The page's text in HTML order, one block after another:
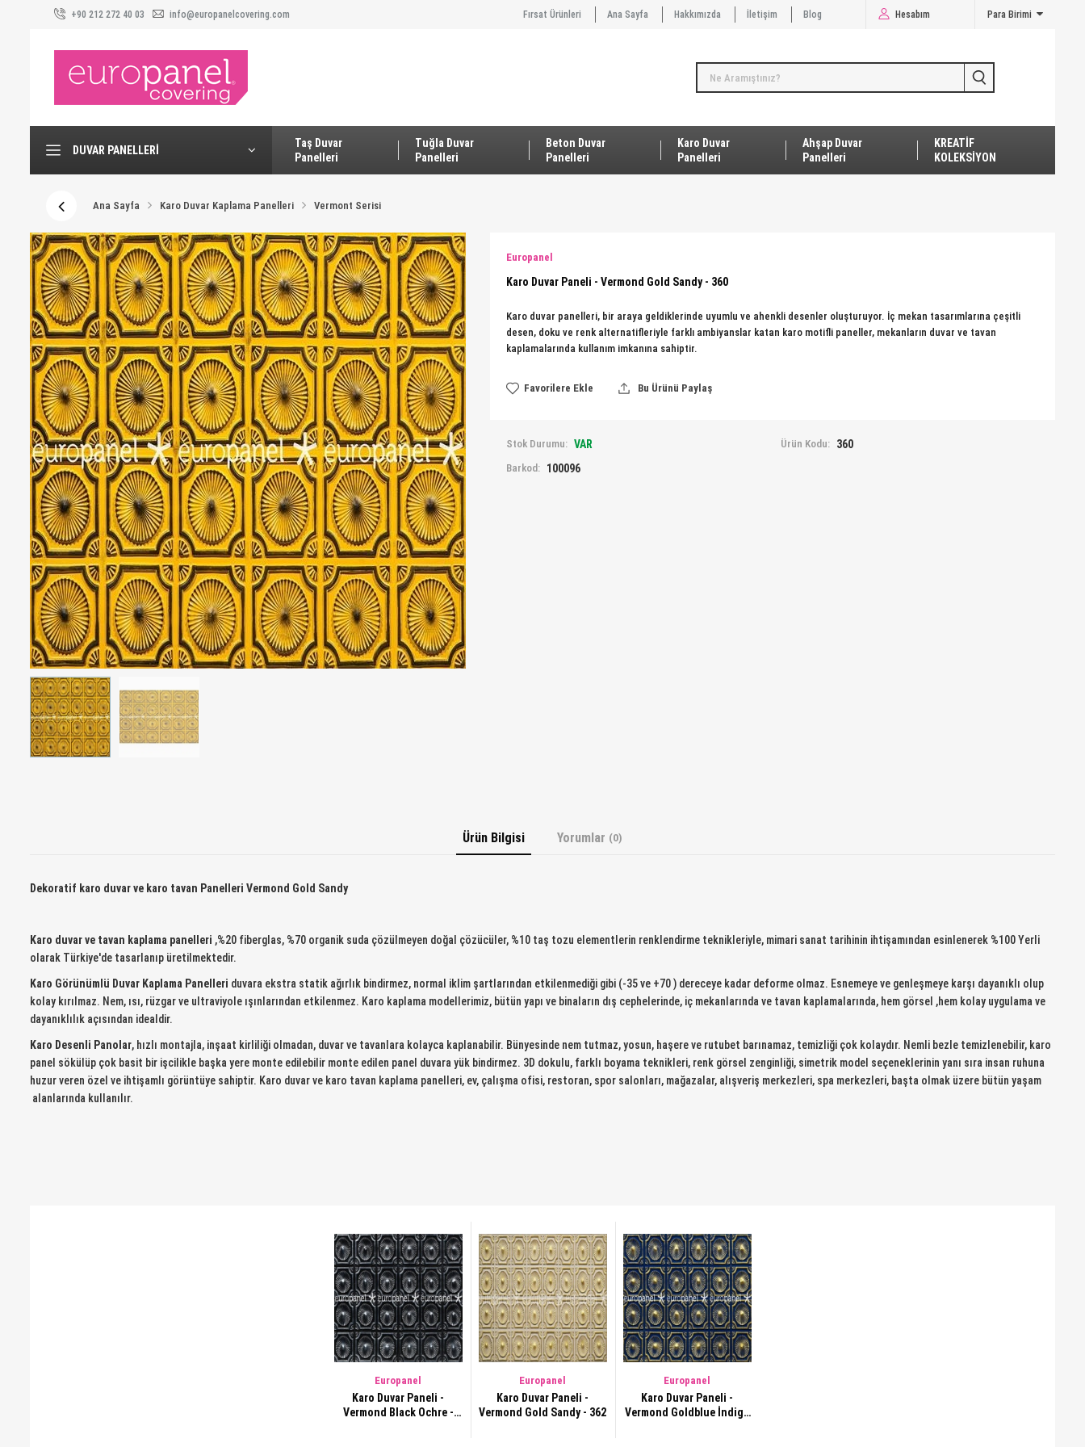
+90 212 272 40 03 info@europanelcovering.com Fırsat Ürünleri Ana Sayfa Hakkımızda İletişim Blog Hesabım Para Birimi
DUVAR PANELLERI
Taş Duvar
Panelleri
Tuğla Duvar
Panelleri
Beton Duvar
Panelleri
Karo Duvar
Panelleri
Ahşap Duvar
Panelleri
KREATİF
KOLEKSİYON
Ana Sayfa Karo Duvar Kaplama Panelleri Vermont Serisi
Europanel
Karo Duvar Paneli - Vermond Gold Sandy - 360
Karo duvar panelleri, bir araya geldiklerinde uyumlu ve ahenkli desenler oluşturuyor. İç mekan tasarımlarına çeşitli
desen, doku ve renk alternatifleriyle farklı ambiyanslar katan karo motifli paneller, mekanların duvar ve tavan
kaplamalarında kullanım imkanına sahiptir.
Favorilere Ekle Bu Ürünü Paylaş
Stok Durumu: VAR Ürün Kodu: 360
Barkod: 100096
Ürün Bilgisi Yorumlar (0)
Dekoratif karo duvar ve karo tavan Panelleri Vermond Gold Sandy
Karo duvar ve tavan kaplama panelleri ,%20 fiberglas, %70 organik suda çözülmeyen doğal çözücüler, %10 taş tozu elementlerin renklendirme teknikleriyle, mimari sanat tarihinin ihtişamından esinlenerek %100 Yerli
olarak Türkiye'de tasarlanıp üretilmektedir.
Karo Görünümlü Duvar Kaplama Panelleri duvara ekstra statik ağırlık bindirmez, normal iklim şartlarından etkilenmediği gibi (-35 ve +70 ) dereceye kadar deforme olmaz. Esnemeye ve genleşmeye karşı dayanıklı olup
kolay kırılmaz. Nem, ısı, rüzgar ve ultraviyole ışınlarından etkilenmez. Karo kaplama modellerimiz, bütün yapı ve binaların dış cephelerinde, iç mekanlarında ve tavan kaplamalarında, hem görsel ,hem kolay uygulama ve
dayanıklılık açısından idealdir.
Karo Desenli Panolar, hızlı montajla, inşaat kirliliği olmadan, duvar ve tavanlara kolayca kaplanabilir. Bünyesinde nem tutmaz, yosun, haşere ve rutubet barınamaz, temizliği çok kolaydır. Nemli bezle temizlenebilir, karo
panel sökülüp çok basit bir işcilikle başka yere monte edilebilir monte edilen panel duvara yük bindirmez. 3D dokulu, farklı boyama teknikleri, renk görsel zenginliği, simetrik model seçeneklerinin yanı sıra insan ruhuna
huzur veren özel ve ihtişamlı görüntüye sahiptir. Karo duvar ve karo tavan kaplama panelleri, ev, çalışma ofisi, restoran, spor salonları, mağazalar, alışveriş merkezleri, spa merkezleri, başta olmak üzere bütün yaşam
alanlarında kullanılır.
Europanel
Karo Duvar Paneli -
Vermond Black Ochre -
Europanel
Karo Duvar Paneli -
Vermond Gold Sandy - 362
Europanel
Karo Duvar Paneli -
Vermond Goldblue İndigo